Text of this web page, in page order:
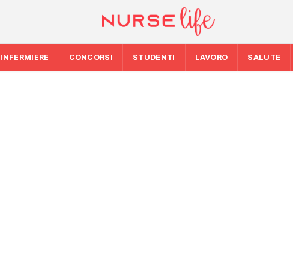
INFERMIERE CONCORSI STUDENTI LAVORO SALUTE